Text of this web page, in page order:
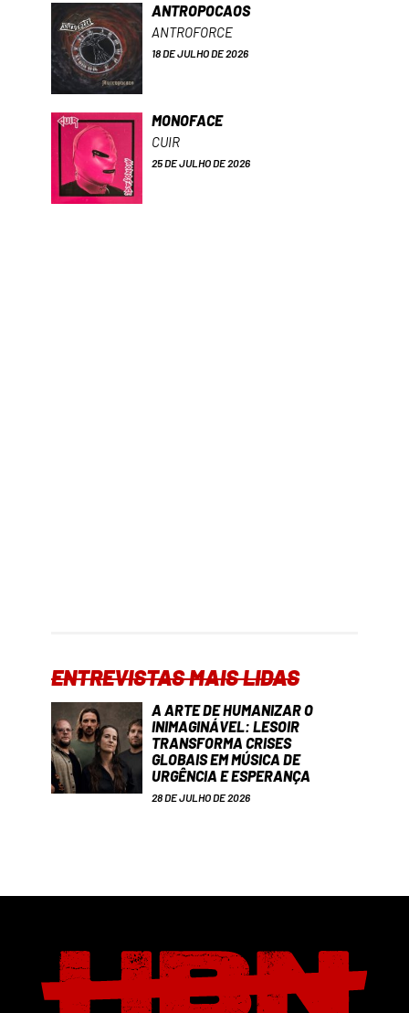
ANTROPOCAOS
ANTROFORCE
18 DE JULHO DE 2026
MONOFACE
CUIR
25 DE JULHO DE 2026
ENTREVISTAS MAIS LIDAS
A ARTE DE HUMANIZAR O
INIMAGINÁVEL: LESOIR
TRANSFORMA CRISES
GLOBAIS EM MÚSICA DE
URGÊNCIA E ESPERANÇA
28 DE JULHO DE 2026